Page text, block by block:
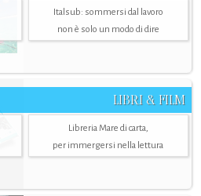
Italsub: sommersi dal lavoro
non è solo un modo di dire
LIBRI & FILM
Libreria Mare di carta,
per immergersi nella lettura